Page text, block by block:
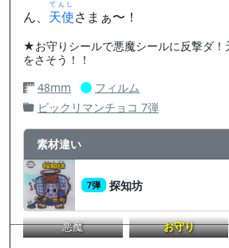
ん、 天使
てんし
さまぁ〜！
★お守りシールで悪魔シールに反撃ダ！
をさそう！！
48mm
フィルム
ビックリマンチョコ 7弾
素材違い
7弾 探知坊
悪魔 お守り